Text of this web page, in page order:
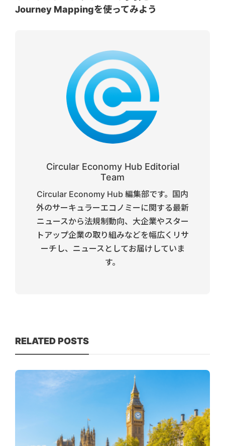
Journey Mappingを使ってみよう
Circular Economy Hub Editorial
Team
Circular Economy Hub 編集部です。国内
外のサーキュラーエコノミーに関する最新
ニュースから法規制動向、大企業やスター
トアップ企業の取り組みなどを幅広くリサ
ーチし、ニュースとしてお届けしていま
す。
RELATED POSTS